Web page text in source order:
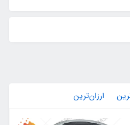
ارزان‌ترین